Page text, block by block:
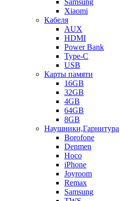
Samsung
Xiaomi
Кабеля
AUX
HDMI
Power Bank
Type-C
USB
Карты памяти
16GB
32GB
4GB
64GB
8GB
Наушники,Гарнитура
Borofone
Denmen
Hoco
iPhone
Joyroom
Remax
Samsung